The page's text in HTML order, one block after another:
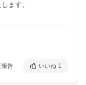
ます。
報告 いいね 1